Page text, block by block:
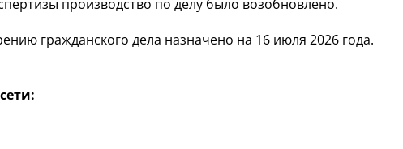
производство по делу было возобновлено.
гражданского дела назначено на 16 июля 2026 года.